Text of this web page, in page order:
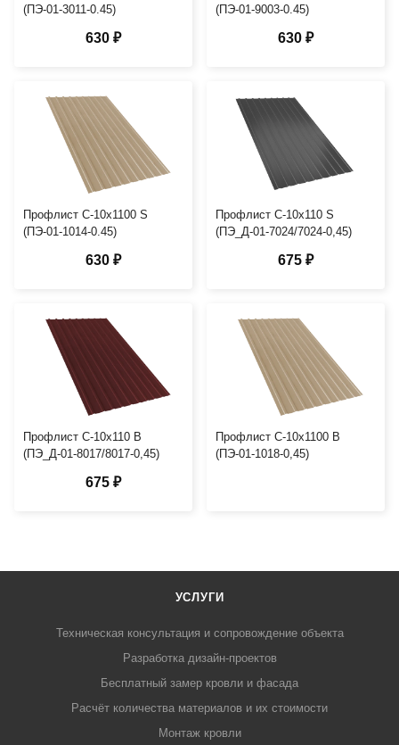
(ПЭ-01-3011-0.45)
630 ₽
(ПЭ-01-9003-0.45)
630 ₽
Профлист С-10х1100 S
(ПЭ-01-1014-0.45)
630 ₽
Профлист С-10х110 S
(ПЭ_Д-01-7024/7024-0,45)
675 ₽
Профлист С-10х110 В
(ПЭ_Д-01-8017/8017-0,45)
675 ₽
Профлист С-10х1100 B
(ПЭ-01-1018-0,45)
УСЛУГИ
Техническая консультация и сопровождение объекта
Разработка дизайн-проектов
Бесплатный замер кровли и фасада
Расчёт количества материалов и их стоимости
Монтаж кровли